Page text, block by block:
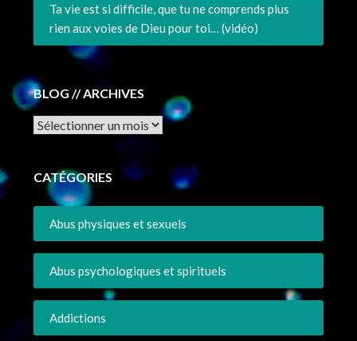
Ta vie est si difficile, que tu ne comprends plus
rien aux voies de Dieu pour toi… (vidéo)
BLOG // ARCHIVES
Archives
CATÉGORIES
Abus physiques et sexuels
Abus psychologiques et spirituels
Addictions